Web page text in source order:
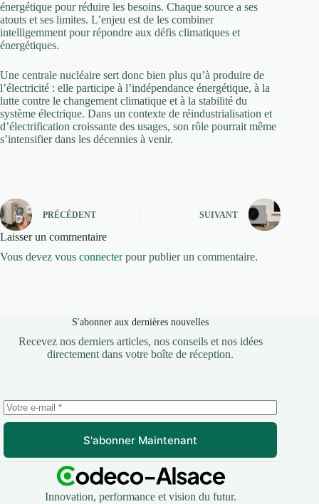
énergétique pour réduire les besoins. Chaque source a ses
atouts et ses limites. L’enjeu est de les combiner
intelligemment pour répondre aux défis climatiques et
énergétiques.
Une centrale nucléaire sert donc bien plus qu’à produire de
l’électricité : elle participe à l’indépendance énergétique, à la
lutte contre le changement climatique et à la stabilité du
système électrique. Dans un contexte de réindustrialisation et
d’électrification croissante des usages, son rôle pourrait même
s’intensifier dans les décennies à venir.
PRÉCÉDENT SUIVANT
Laisser un commentaire
Vous devez vous connecterpour publier un commentaire.
S'abonner aux dernières nouvelles
Recevez nos derniers articles, nos conseils et nos idées
directement dans votre boîte de réception.
S'abonner Maintenant
Innovation, performance et vision du futur.